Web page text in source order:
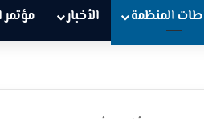
المنظمة الأخبار مؤتمر